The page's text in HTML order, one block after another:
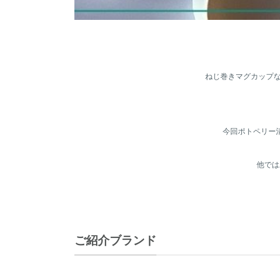
ねじ巻きマグカップ
今回ポトペリー
他で
ご紹介ブランド